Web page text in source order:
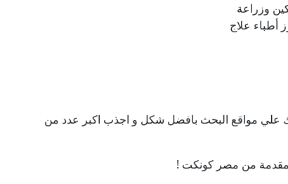
وزراعة
أطباء علاج
علي مواقع البحث بافضل شكل و اجذب اكبر عدد من
من مصر كونكت !